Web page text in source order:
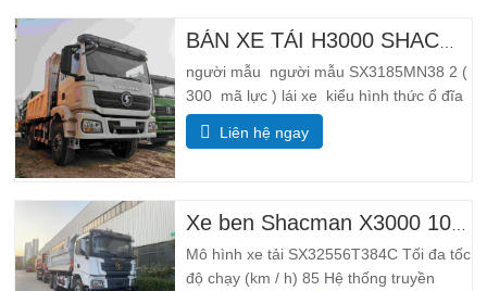
người mẫu người mẫu SX3185MN38 2 (
300 mã lực ) lái xe kiểu hình thức ổ đĩa
4*4 Cân nặng thông số trọng lượng Hoàn
thành lề đường khối lượng (kg) hạn
thước Tổng thể …
Liên hệ ngay
Mô hình xe tải SX32556T384C Tối đa tốc
độ chạy (km / h) 85 Hệ thống truyền